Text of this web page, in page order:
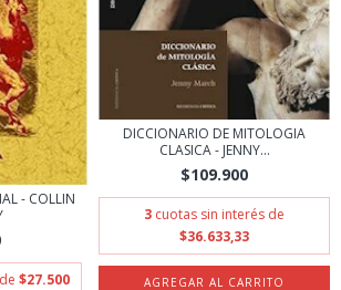
- COLLIN
$27.500
DICCIONARIO DE MITOLOGIA
CLASICA - JENNY...
$109.900
3 cuotas sin interés de
$36.633,33